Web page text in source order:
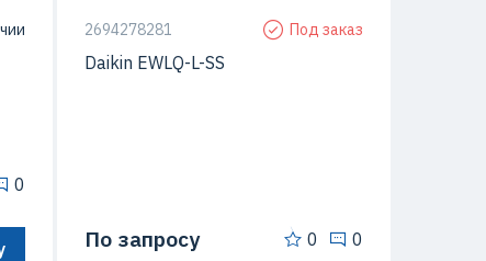
0
2694278281 Под заказ
Daikin EWLQ-L-SS
По запросу 0 0